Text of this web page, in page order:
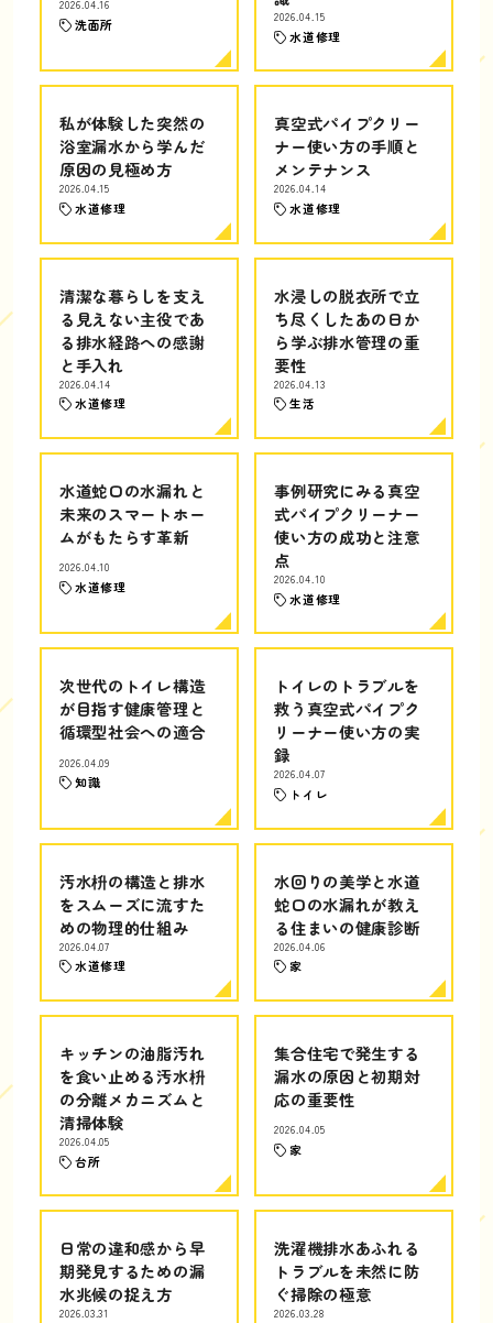
2026.04.16
洗面所
2026.04.15
水道修理
私が体験した突然の
浴室漏水から学んだ
原因の見極め方
2026.04.15
水道修理
真空式パイプクリー
ナー使い方の手順と
メンテナンス
2026.04.14
水道修理
清潔な暮らしを支え
る見えない主役であ
る排水経路への感謝
と手入れ
2026.04.14
水道修理
水浸しの脱衣所で立
ち尽くしたあの日か
ら学ぶ排水管理の重
要性
2026.04.13
生活
水道蛇口の水漏れと
未来のスマートホー
ムがもたらす革新
2026.04.10
水道修理
事例研究にみる真空
式パイプクリーナー
使い方の成功と注意
点
2026.04.10
水道修理
次世代のトイレ構造
が目指す健康管理と
循環型社会への適合
2026.04.09
知識
トイレのトラブルを
救う真空式パイプク
リーナー使い方の実
録
2026.04.07
トイレ
汚水枡の構造と排水
をスムーズに流すた
めの物理的仕組み
2026.04.07
水道修理
水回りの美学と水道
蛇口の水漏れが教え
る住まいの健康診断
2026.04.06
家
キッチンの油脂汚れ
を食い止める汚水枡
の分離メカニズムと
清掃体験
2026.04.05
台所
集合住宅で発生する
漏水の原因と初期対
応の重要性
2026.04.05
家
日常の違和感から早
期発見するための漏
水兆候の捉え方
2026.03.31
洗濯機排水あふれる
トラブルを未然に防
ぐ掃除の極意
2026.03.28